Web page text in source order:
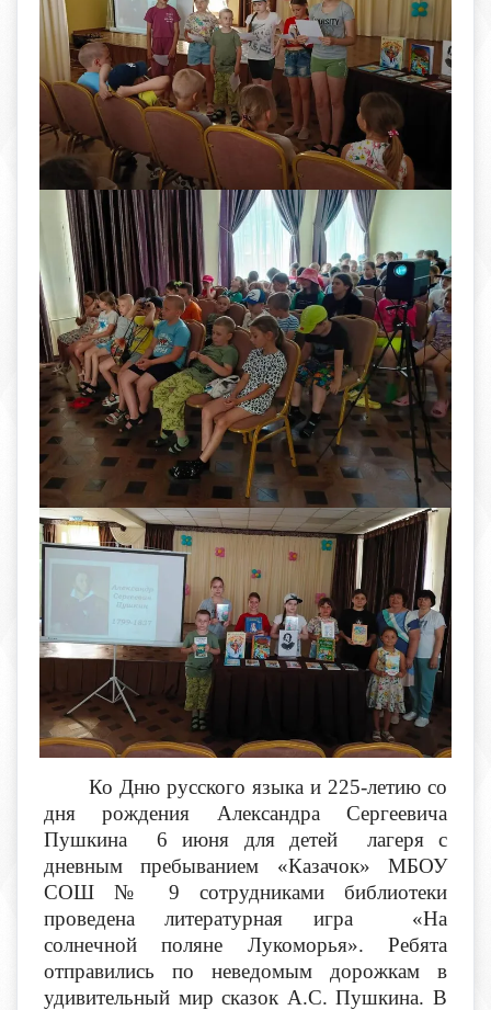
Ко Дню русского языка и 225-летию со
дня рождения Александра Сергеевича
Пушкина 6 июня для детей лагеря с
дневным пребыванием «Казачок» МБОУ
СОШ № 9 сотрудниками библиотеки
проведена литературная игра «На
солнечной поляне Лукоморья». Ребята
отправились по неведомым дорожкам в
удивительный мир сказок А.С. Пушкина. В